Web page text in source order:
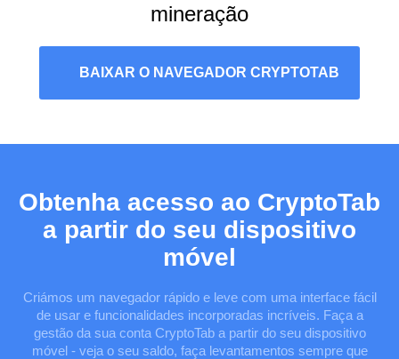
mineração
BAIXAR O NAVEGADOR CRYPTOTAB
Obtenha acesso ao CryptoTab
a partir do seu dispositivo
móvel
Criámos um navegador rápido e leve com uma interface fácil
de usar e funcionalidades incorporadas incríveis. Faça a
gestão da sua conta CryptoTab a partir do seu dispositivo
móvel - veja o seu saldo, faça levantamentos sempre que